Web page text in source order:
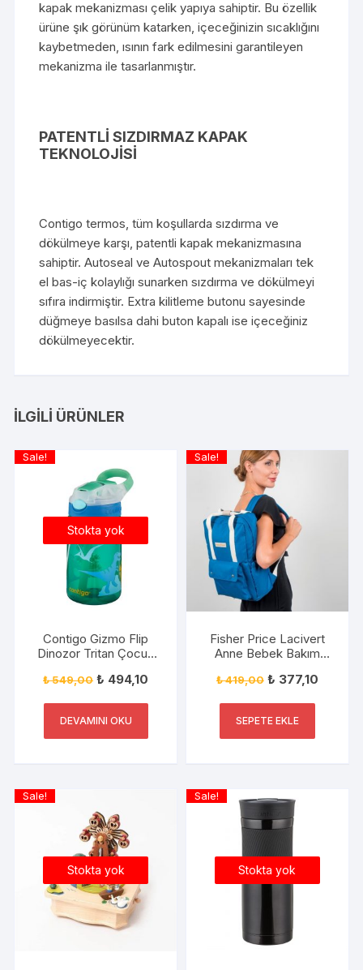
kapak mekanizması çelik yapıya sahiptir. Bu özellik
ürüne şık görünüm katarken, içeceğinizin sıcaklığını
kaybetmeden, ısının fark edilmesini garantileyen
mekanizma ile tasarlanmıştır.
PATENTLİ SIZDIRMAZ KAPAK
TEKNOLOJİSİ
Contigo termos, tüm koşullarda sızdırma ve
dökülmeye karşı, patentli kapak mekanizmasına
sahiptir. Autoseal ve Autospout mekanizmaları tek
el bas-iç kolaylığı sunarken sızdırma ve dökülmeyi
sıfıra indirmiştir. Extra kilitleme butonu sayesinde
düğmeye basılsa dahi buton kapalı ise içeceğiniz
dökülmeyecektir.
İLGILI ÜRÜNLER
Stokta yok
Sale!
Contigo Gizmo Flip
Dinozor Tritan Çocuk
₺549,00 ₺ 494,10
DEVAMINI OKU
Sale!
Fisher Price Lacivert
Anne Bebek Bakım
₺419,00 ₺ 377,10
SEPETE EKLE
Stokta yok
Sale!
Stokta yok
Sale!